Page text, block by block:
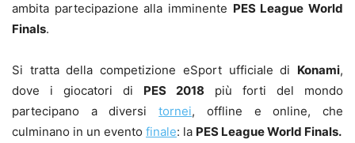
ambita partecipazione alla imminente PES League World
Finals.
Si tratta della competizione eSport ufficiale di Konami,
dove i giocatori di PES 2018 più forti del mondo
partecipano a diversitornei, offline e online, che
culminano in un evento finale: la PES League World Finals.